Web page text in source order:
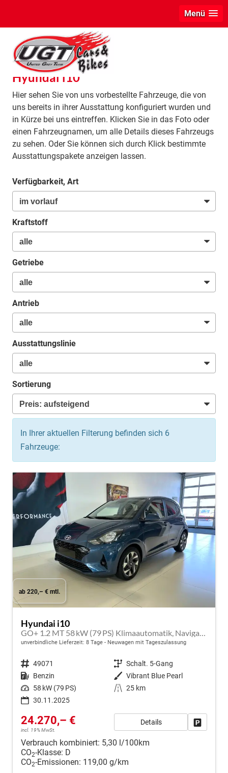
Menü
info
Hyundai i10
Hier sehen Sie von uns vorbestellte Fahrzeuge, die von
uns bereits in ihrer Ausstattung konfiguriert wurden und
in Kürze bei uns eintreffen. Klicken Sie in das Foto oder
einen Fahrzeugnamen, um alle Details dieses Fahrzeugs
zu sehen. Oder Sie können sich durch Klick bestimmte
Ausstattungspakete anzeigen lassen.
Verfügbarkeit, Art
Kraftstoff
Getriebe
Antrieb
Ausstattungslinie
Sortierung
In Ihrer aktuellen Filterung befinden sich 6
Fahrzeuge:
ab 220,– € mtl.
Hyundai i10
GO+ 1.2 MT 58 kW (79 PS) Klimaautomatik, Navigationssystem, Apple CarPlay & Android Auto, Sitzheizung, Lenkradheizung, Einparkhilfe hinten, Rückfahrkamera, Privacy Glass, 15" Leichtmetallfelgen, uvm.
unverbindliche Lieferzeit: 8 Tage Neuwagen mit Tageszulassung
Fahrzeugnr. 49071 Getriebe Schalt. 5-Gang
Kraftstoff Benzin Außenfarbe Vibrant Blue Pearl
Leistung 58 kW (79 PS) Kilometerstand 25 km
30.11.2025
24.270,– €
incl. 19% MwSt.
Details
Verbrauch kombiniert: 5,30 l/100km
CO2-Klasse: D
CO2-Emissionen: 119,00 g/km